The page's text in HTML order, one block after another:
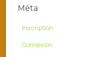
Méta
Inscription
Connexion